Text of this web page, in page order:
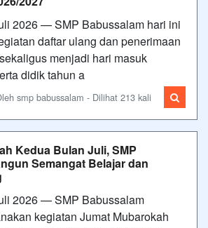
2026 — SMP Babussalam hari ini
daftar ulang dan penerimaan
menjadi hari masuk
didik tahun a
smp babussalam - Dilihat 213 kali
Kedua Bulan Juli, SMP
Semangat Belajar dan
2026 — SMP Babussalam
kegiatan Jumat Mubarokah